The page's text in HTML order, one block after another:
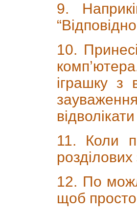
9.
10.
іграшку з
11. Коли
розділових
12. По
щоб